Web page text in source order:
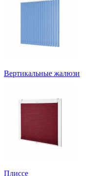
Вертикальные жалюзи
Плиссе